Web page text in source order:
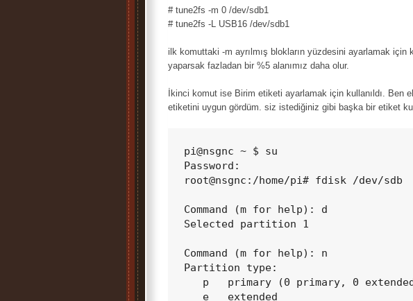
# tune2fs -m 0 /dev/sdb1
# tune2fs -L USB16 /dev/sdb1
ilk komuttaki -m ayrılmış blokların yüzdesini ayarlamak için
yaparsak fazladan bir %5 alanımız daha olur.
İkinci komut ise Birim etiketi ayarlamak için kullanıldı. Ben
etiketini uygun gördüm. siz istediğiniz gibi başka bir etiket
pi@nsgnc ~ $ su
Password:
root@nsgnc:/home/pi# fdisk /dev/sdb
Command (m for help): d
Selected partition 1
Command (m for help): n
Partition type:
p   primary (0 primary, 0
   e   extended